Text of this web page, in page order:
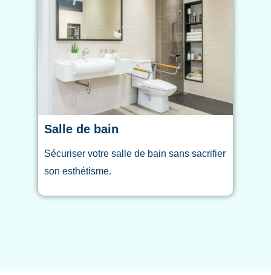
Salle de bain
Sécuriser votre salle de bain sans sacrifier
son esthétisme.